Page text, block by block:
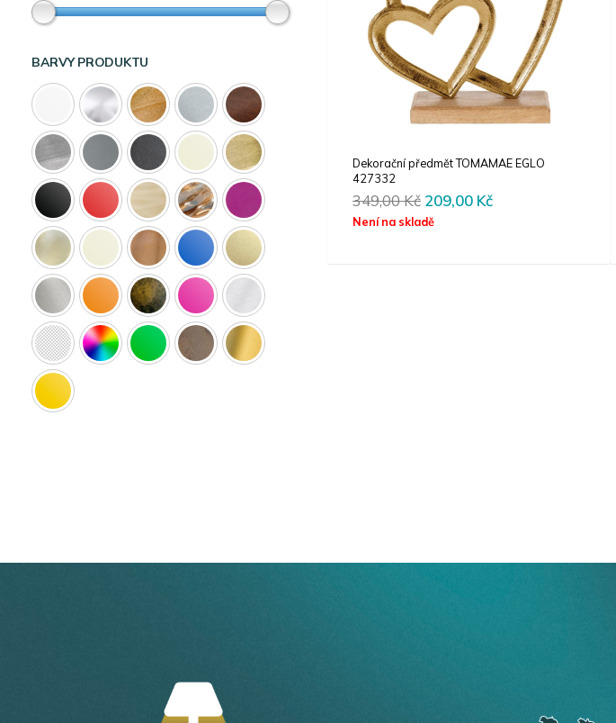
BARVY PRODUKTU
Dekorační předmět TOMAMAE EGLO
427332
349,00Kč Original
price
209,00 KčCurrent
Není na skladě